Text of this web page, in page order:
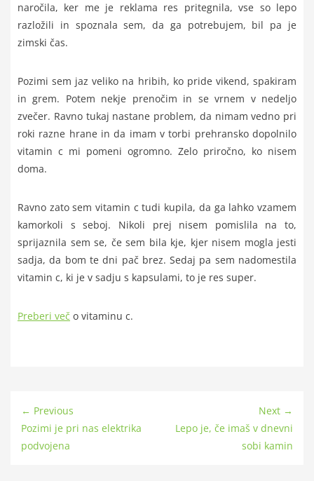
naročila, ker me je reklama res pritegnila, vse so lepo
razložili in spoznala sem, da ga potrebujem, bil pa je
zimski čas.
Pozimi sem jaz veliko na hribih, ko pride vikend, spakiram
in grem. Potem nekje prenočim in se vrnem v nedeljo
zvečer. Ravno tukaj nastane problem, da nimam vedno pri
roki razne hrane in da imam v torbi prehransko dopolnilo
vitamin c mi pomeni ogromno. Zelo priročno, ko nisem
doma.
Ravno zato sem vitamin c tudi kupila, da ga lahko vzamem
kamorkoli s seboj. Nikoli prej nisem pomislila na to,
sprijaznila sem se, če sem bila kje, kjer nisem mogla jesti
sadja, da bom te dni pač brez. Sedaj pa sem nadomestila
vitamin c, ki je v sadju s kapsulami, to je res super.
Preberi več o vitaminu c.
← Previous
Pozimi je pri nas elektrika
podvojena
Next →
Lepo je, če imaš v dnevni
sobi kamin